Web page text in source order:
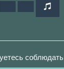
соблюдать